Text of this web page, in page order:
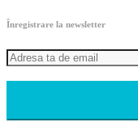
Înregistrare la newsletter